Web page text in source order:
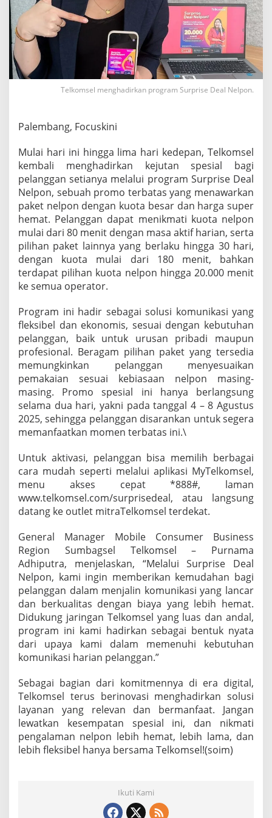
D
e
o
e
k
o
m
s
e
l
Telkomsel menghadirkan program Surprise Deal Nelpon.
Palembang, Focuskini
Mulai hari ini hingga lima hari kedepan, Telkomsel
kembali menghadirkan kejutan spesial bagi
pelanggan setianya melalui program Surprise Deal
Nelpon, sebuah promo terbatas yang menawarkan
paket nelpon dengan kuota besar dan harga super
hemat. Pelanggan dapat menikmati kuota nelpon
mulai dari 80 menit dengan masa aktif harian, serta
pilihan paket lainnya yang berlaku hingga 30 hari,
dengan kuota mulai dari 180 menit, bahkan
terdapat pilihan kuota nelpon hingga 20.000 menit
ke semua operator.
Program ini hadir sebagai solusi komunikasi yang
fleksibel dan ekonomis, sesuai dengan kebutuhan
pelanggan, baik untuk urusan pribadi maupun
profesional. Beragam pilihan paket yang tersedia
memungkinkan pelanggan menyesuaikan
pemakaian sesuai kebiasaan nelpon masing-
masing. Promo spesial ini hanya berlangsung
selama dua hari, yakni pada tanggal 4 – 8 Agustus
2025, sehingga pelanggan disarankan untuk segera
memanfaatkan momen terbatas ini.\
Untuk aktivasi, pelanggan bisa memilih berbagai
cara mudah seperti melalui aplikasi MyTelkomsel,
menu akses cepat *888#, laman
www.telkomsel.com/surprisedeal, atau langsung
datang ke outlet mitraTelkomsel terdekat.
General Manager Mobile Consumer Business
Region Sumbagsel Telkomsel – Purnama
Adhiputra, menjelaskan, “Melalui Surprise Deal
Nelpon, kami ingin memberikan kemudahan bagi
pelanggan dalam menjalin komunikasi yang lancar
dan berkualitas dengan biaya yang lebih hemat.
Didukung jaringan Telkomsel yang luas dan andal,
program ini kami hadirkan sebagai bentuk nyata
dari upaya kami dalam memenuhi kebutuhan
komunikasi harian pelanggan.”
Sebagai bagian dari komitmennya di era digital,
Telkomsel terus berinovasi menghadirkan solusi
layanan yang relevan dan bermanfaat. Jangan
lewatkan kesempatan spesial ini, dan nikmati
pengalaman nelpon lebih hemat, lebih lama, dan
lebih fleksibel hanya bersama Telkomsel!(soim)
Ikuti Kami